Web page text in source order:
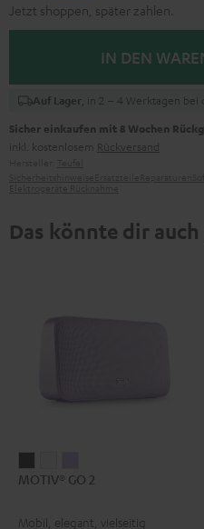
Jetzt shoppen, später zahlen.
IN DEN
Auf Lager , in 2 – 4 Werktagen bei
Sicher einkaufen mit 8 Wochen
inkl. kostenlosem Rückversand
Das könnte dir
GO GO GO
MOTIV® GO 2
Mobil, elegant, vielseitig